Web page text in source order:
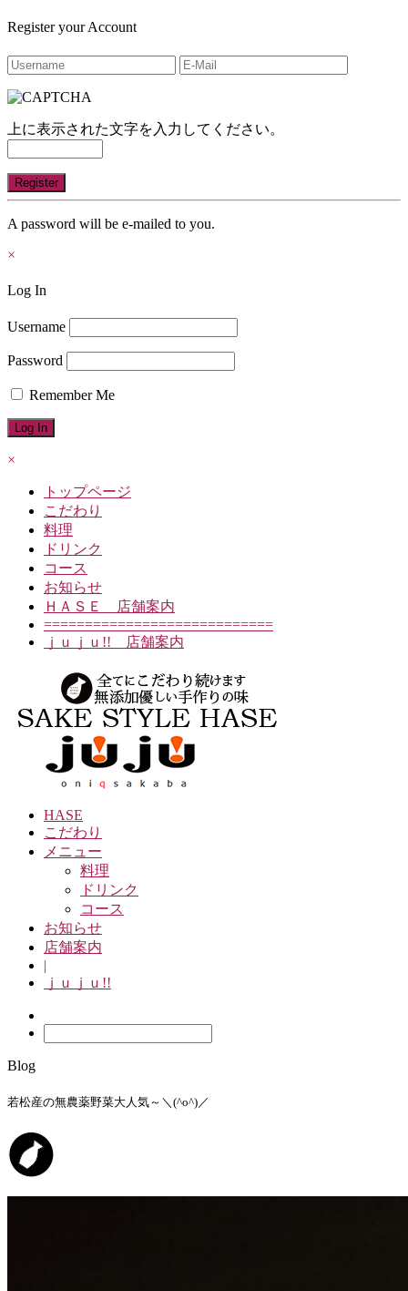
Register your Account
上に表示された文字を入力してください。
A password will be e-mailed to you.
×
Log In
Username
Password
Remember Me
×
トップページ
こだわり
料理
ドリンク
コース
お知らせ
ＨＡＳＥ 店舗案内
============================
ｊｕｊｕ!! 店舗案内
HASE
こだわり
メニュー
料理
ドリンク
コース
お知らせ
店舗案内
|
ｊｕｊｕ!!
Blog
若松産の無農薬野菜大人気～＼(^o^)／